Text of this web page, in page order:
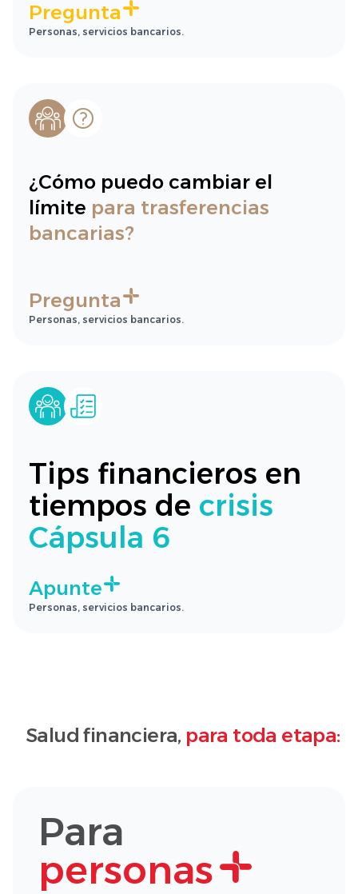
Pregunta
Personas, servicios bancarios.
¿Cómo puedo cambiar el
límite para trasferencias
bancarias?
Pregunta
Personas, servicios bancarios.
Tips financieros en
tiempos de crisis
Cápsula 6
Apunte
Personas, servicios bancarios.
Salud financiera, para toda etapa:
Para
personas